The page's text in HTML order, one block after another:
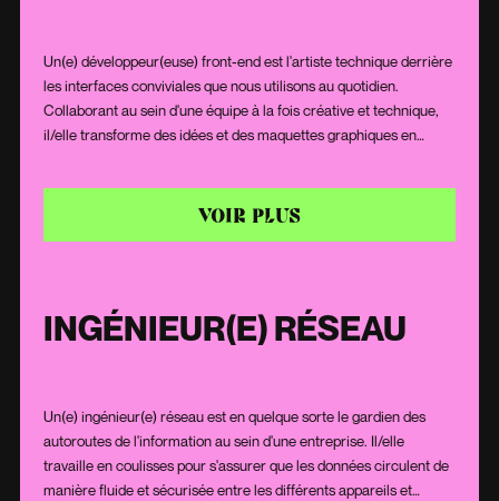
Un(e) développeur(euse) front-end est l'artiste technique derrière
les interfaces conviviales que nous utilisons au quotidien.
Collaborant au sein d'une équipe à la fois créative et technique,
il/elle transforme des idées et des maquettes graphiques en
impeccable. Fort(e) d'une connaissance approfondie des
langages comme HTML, CSS et JavaScript, il/elle donne vie aux
VOIR PLUS
INGÉNIEUR(E) RÉSEAU
Un(e) ingénieur(e) réseau est en quelque sorte le gardien des
autoroutes de l'information au sein d'une entreprise. Il/elle
travaille en coulisses pour s'assurer que les données circulent de
manière fluide et sécurisée entre les différents appareils et